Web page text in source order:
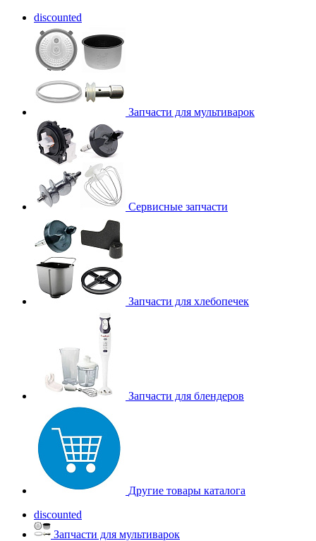
discounted
Запчасти для мультиварок
Сервисные запчасти
Запчасти для хлебопечек
Запчасти для блендеров
Другие товары каталога
discounted
Запчасти для мультиварок